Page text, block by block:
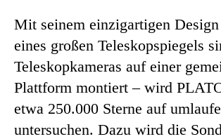
Mit seinem einzigartigen
eines großen Teleskopspiegels
Teleskopkameras auf einer
Plattform montiert – wird
etwa 250.000 Sterne auf
untersuchen. Dazu wird die